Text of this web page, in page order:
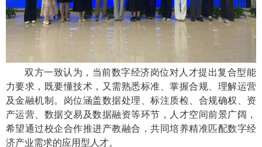
双方一致认为，当前数字经济岗位对人才提出复合型能
力要求，既要懂技术，又需熟悉标准、掌握合规、理解运营
及金融机制。岗位涵盖数据处理、标注质检、合规确权、资
产运营、数据交易及数据融资等环节，人才空间前景广阔，
希望通过校企合作推进产教融合，共同培养精准匹配数字经
济产业需求的应用型人才。